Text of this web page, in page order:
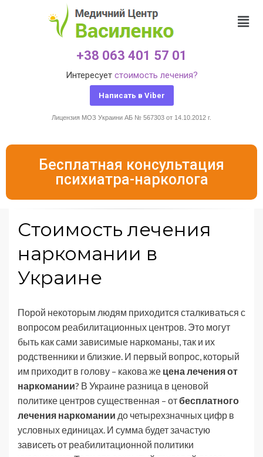
+38 063 401 57 01
Интересует стоимость лечения?
Написать в Viber
Лицензия МОЗ Украини АБ № 567303 от 14.10.2012 г.
Бесплатная консультация
психиатра-нарколога
Стоимость лечения
наркомании в
Украине
Порой некоторым людям приходится сталкиваться с
вопросом реабилитационных центров. Это могут
быть как сами зависимые наркоманы, так и их
родственники и близкие. И первый вопрос, который
им приходит в голову – какова же цена лечения от
наркомании? В Украине разница в ценовой
политике центров существенная – отбесплатного
лечения наркомании до четырехзначных цифр в
условных единицах. И сумма будет зачастую
зависеть от реабилитационной политики